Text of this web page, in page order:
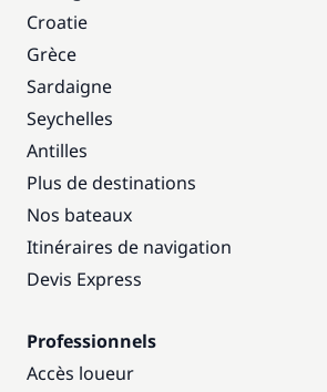
Croatie
Grèce
Sardaigne
Seychelles
Antilles
Plus de destinations
Nos bateaux
Itinéraires de navigation
Devis Express
Professionnels
Accès loueur